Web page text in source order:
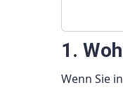
1.
Wenn Sie